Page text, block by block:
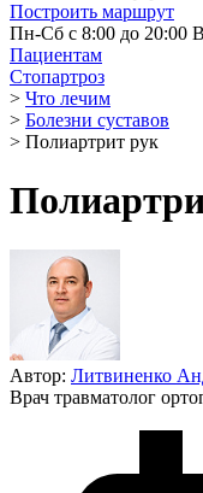
Построить маршрут
Пн-Сб с 8:00 до 20:00
Пациентам
Стопартроз
> Что лечим
> Болезни суставов
> Полиартрит рук
Автор: Литвиненко
Врач травматолог